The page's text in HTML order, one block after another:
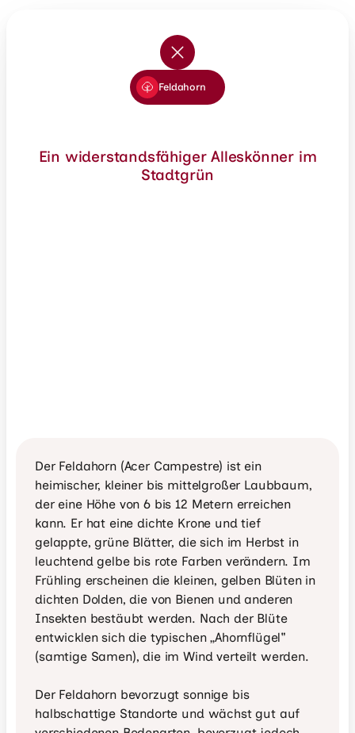
Feldahorn
Ein widerstandsfähiger Alleskönner im
Stadtgrün
Der Feldahorn (Acer Campestre) ist ein
heimischer, kleiner bis mittelgroßer Laubbaum,
der eine Höhe von 6 bis 12 Metern erreichen
kann. Er hat eine dichte Krone und tief
gelappte, grüne Blätter, die sich im Herbst in
leuchtend gelbe bis rote Farben verändern. Im
Frühling erscheinen die kleinen, gelben Blüten in
dichten Dolden, die von Bienen und anderen
Insekten bestäubt werden. Nach der Blüte
entwicklen sich die typischen „Ahornflügel"
(samtige Samen), die im Wind verteilt werden.
Der Feldahorn bevorzugt sonnige bis
halbschattige Standorte und wächst gut auf